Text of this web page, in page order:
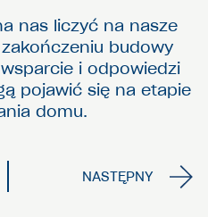
nas liczyć na nasze
budowy
i odpowiedzi
pojawić się na etapie
domu.